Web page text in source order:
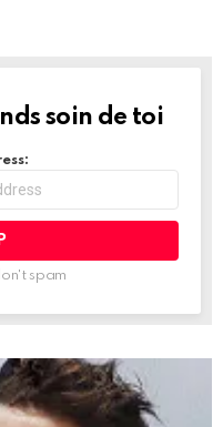
soin de toi
spam